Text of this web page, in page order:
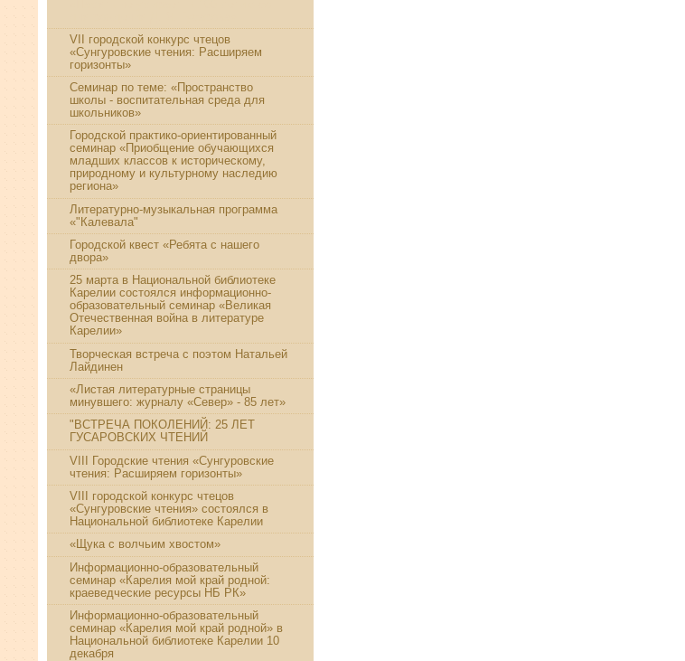
VII городской конкурс чтецов
«Сунгуровские чтения: Расширяем
горизонты»
Семинар по теме: «Пространство
школы - воспитательная среда для
школьников»
Городской практико-ориентированный
семинар «Приобщение обучающихся
младших классов к историческому,
природному и культурному наследию
региона»
Литературно-музыкальная программа
«"Калевала"
Городской квест «Ребята с нашего
двора»
25 марта в Национальной библиотеке
Карелии состоялся информационно-
образовательный семинар «Великая
Отечественная война в литературе
Карелии»
Творческая встреча с поэтом Натальей
Лайдинен
«Листая литературные страницы
минувшего: журналу «Север» - 85 лет»
"ВСТРЕЧА ПОКОЛЕНИЙ: 25 ЛЕТ
ГУСАРОВСКИХ ЧТЕНИЙ
VIII Городские чтения «Сунгуровские
чтения: Расширяем горизонты»
VIII городской конкурс чтецов
«Сунгуровские чтения» состоялся в
Национальной библиотеке Карелии
«Щука с волчьим хвостом»
Информационно-образовательный
семинар «Карелия мой край родной:
краеведческие ресурсы НБ РК»
Информационно-образовательный
семинар «Карелия мой край родной» в
Национальной библиотеке Карелии 10
декабря